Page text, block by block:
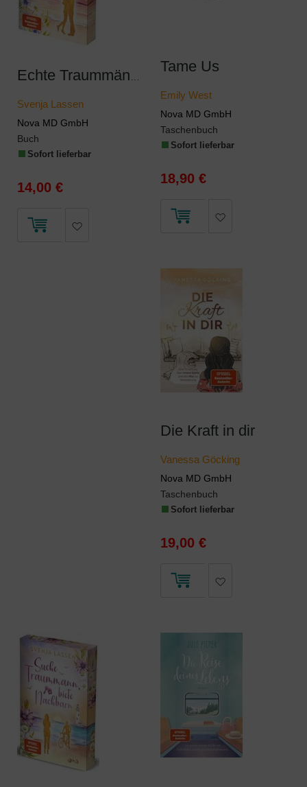
Svenja Lassen
Nova MD GmbH
Buch
Sofort lieferbar
14,00 €
Tame Us
Emily West
Nova MD GmbH
Taschenbuch
Sofort lieferbar
18,90 €
Die Kraft in dir
Vanessa Göcking
Nova MD GmbH
Taschenbuch
Sofort lieferbar
19,00 €